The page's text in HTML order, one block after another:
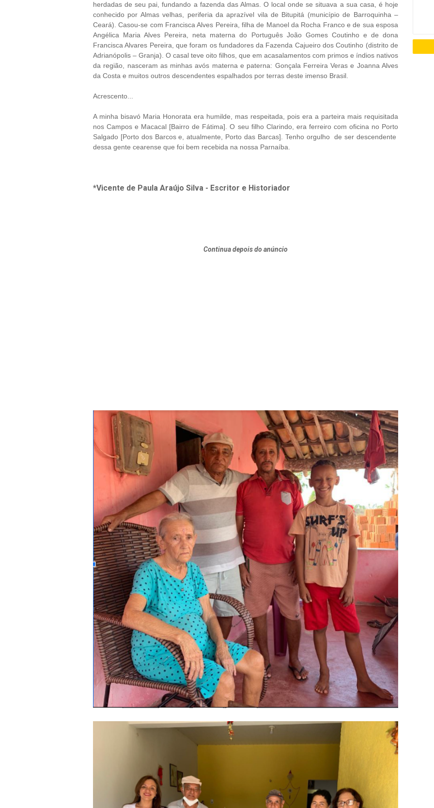
herdadas de seu pai, fundando a fazenda das Almas. O local onde se situava a sua casa, é hoje
conhecido por Almas velhas, periferia da aprazível vila de Bitupitá (município de Barroquinha –
Ceará). Casou-se com Francisca Alves Pereira, filha de Manoel da Rocha Franco e de sua esposa
Angélica Maria Alves Pereira, neta materna do Português João Gomes Coutinho e de dona
Francisca Alvares Pereira, que foram os fundadores da Fazenda Cajueiro dos Coutinho (distrito de
Adrianópolis – Granja). O casal teve oito filhos, que em acasalamentos com primos e índios nativos
da região, nasceram as minhas avós materna e paterna: Gonçala Ferreira Veras e Joanna Alves
da Costa e muitos outros descendentes espalhados por terras deste imenso Brasil.
Acrescento...
A minha bisavó Maria Honorata era humilde, mas respeitada, pois era a parteira mais requisitada
nos Campos e Macacal [Bairro de Fátima]. O seu filho Clarindo, era ferreiro com oficina no Porto
Salgado [Porto dos Barcos e, atualmente, Porto das Barcas]. Tenho orgulho de ser descendente
dessa gente cearense que foi bem recebida na nossa Parnaíba.
*Vicente de Paula Araújo Silva - Escritor e Historiador
Continua depois do anúncio